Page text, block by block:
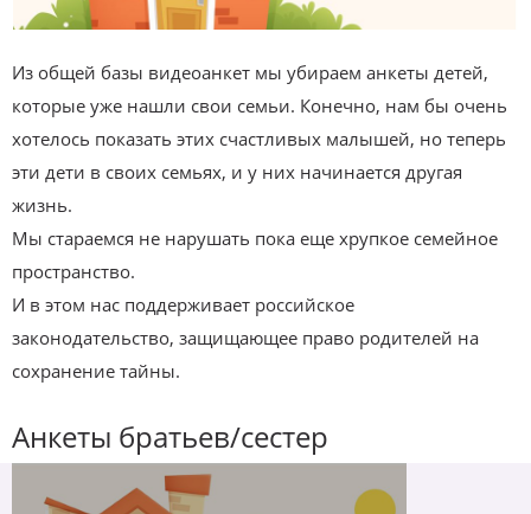
Из общей базы видеоанкет мы убираем анкеты детей,
которые уже нашли свои семьи. Конечно, нам бы очень
хотелось показать этих счастливых малышей, но теперь
эти дети в своих семьях, и у них начинается другая
жизнь.
Мы стараемся не нарушать пока еще хрупкое семейное
пространство.
И в этом нас поддерживает российское
законодательство, защищающее право родителей на
сохранение тайны.
Анкеты братьев/сестер